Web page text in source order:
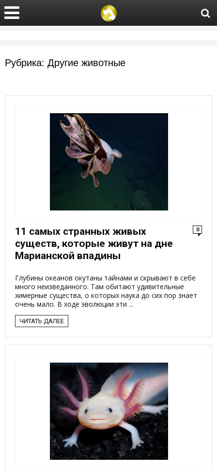
Рубрика: Другие животные
11 самых странных живых
существ, которые живут на дне
Марианской впадины
0
Глубины океанов окутаны тайнами и скрывают в себе
много неизведанного. Там обитают удивительные
химерные существа, о которых наука до сих пор знает
очень мало. В ходе эволюции эти ...
ЧИТАТЬ ДАЛЕЕ